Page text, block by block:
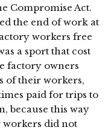
Compromise Act.
the end of work at
workers free
a sport that cost
factory owners
of their workers,
paid for trips to
because this way
workers did not